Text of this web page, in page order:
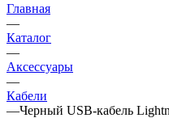
Главная
—
Каталог
—
Аксессуары
—
Кабели
—Черный USB-кабель